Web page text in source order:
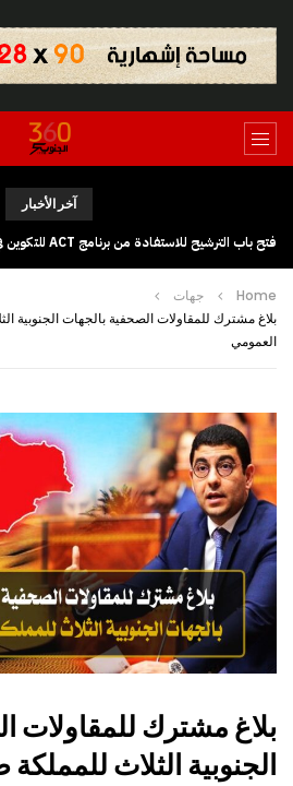
آخر الأخبار
Home
جهات
بلاغ مشترك للمقاولات الصحفية بالجهات الجنوبية
العمومي
بلاغ مشترك للمقاولات
الجنوبية الثلاث